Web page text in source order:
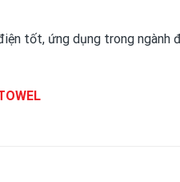
tốt, ứng dụng trong ngành